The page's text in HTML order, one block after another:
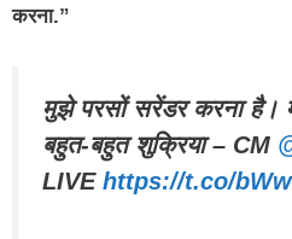
करना.”
मुझे परसों सरेंडर करना है।
बहुत-बहुत शुक्रिया – CM
LIVE https://t.co/